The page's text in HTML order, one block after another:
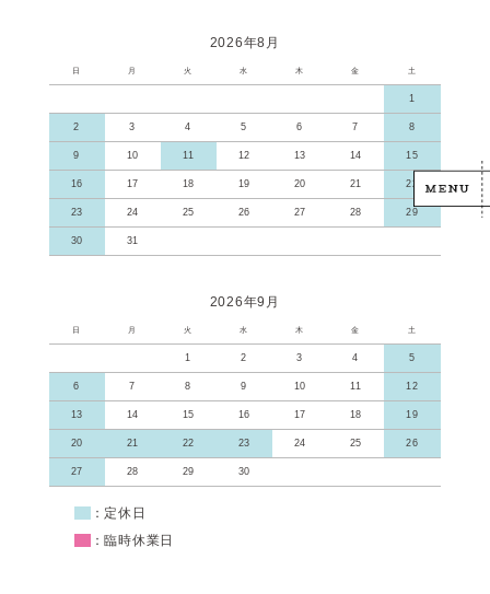
2026年8月
日 月 火 水 木 金 土
1
2 3 4 5 6 7 8
9 10 11 12 13 14 15
16 17 18 19 20 21 22
23 24 25 26 27 28 29
30 31
2026年9月
日 月 火 水 木 金 土
1 2 3 4 5
6 7 8 9 10 11 12
13 14 15 16 17 18 19
20 21 22 23 24 25 26
27 28 29 30
：定休日
：臨時休業日